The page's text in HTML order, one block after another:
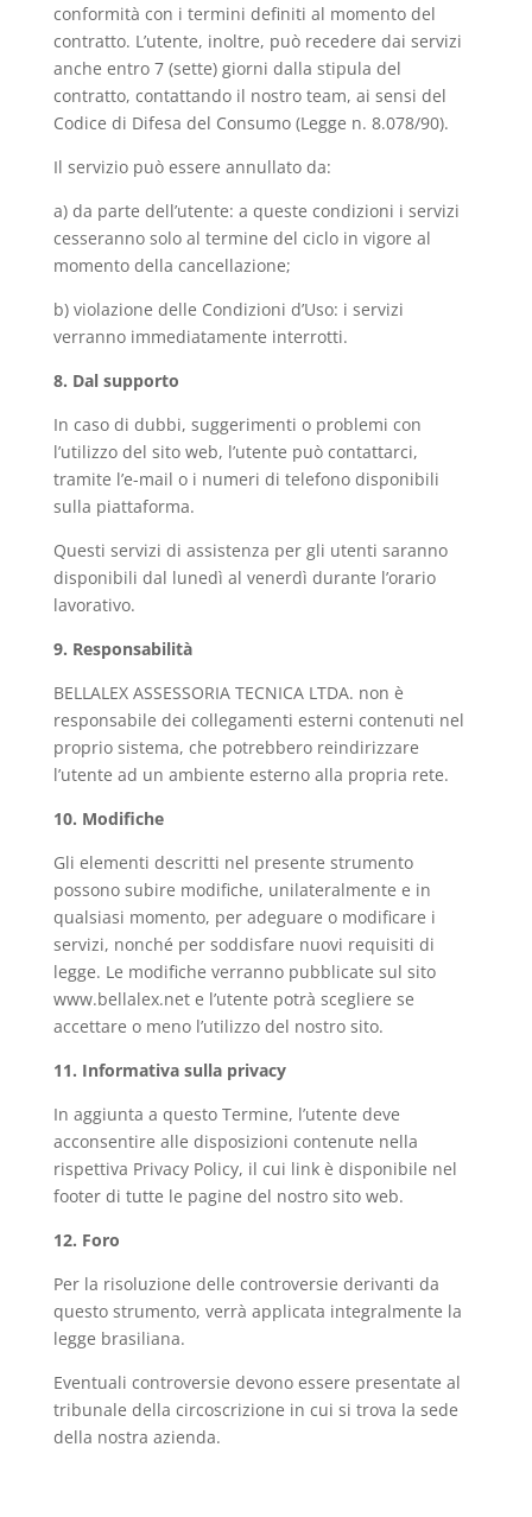
conformità con i termini definiti al momento del
contratto. L’utente, inoltre, può recedere dai servizi
anche entro 7 (sette) giorni dalla stipula del
contratto, contattando il nostro team, ai sensi del
Codice di Difesa del Consumo (Legge n. 8.078/90).
Il servizio può essere annullato da:
a) da parte dell’utente: a queste condizioni i servizi
cesseranno solo al termine del ciclo in vigore al
momento della cancellazione;
b) violazione delle Condizioni d’Uso: i servizi
verranno immediatamente interrotti.
8. Dal supporto
In caso di dubbi, suggerimenti o problemi con
l’utilizzo del sito web, l’utente può contattarci,
tramite l’e-mail o i numeri di telefono disponibili
sulla piattaforma.
Questi servizi di assistenza per gli utenti saranno
disponibili dal lunedì al venerdì durante l’orario
lavorativo.
9. Responsabilità
BELLALEX ASSESSORIA TECNICA LTDA. non è
responsabile dei collegamenti esterni contenuti nel
proprio sistema, che potrebbero reindirizzare
l’utente ad un ambiente esterno alla propria rete.
10. Modifiche
Gli elementi descritti nel presente strumento
possono subire modifiche, unilateralmente e in
qualsiasi momento, per adeguare o modificare i
servizi, nonché per soddisfare nuovi requisiti di
legge. Le modifiche verranno pubblicate sul sito
www.bellalex.net e l’utente potrà scegliere se
accettare o meno l’utilizzo del nostro sito.
11. Informativa sulla privacy
In aggiunta a questo Termine, l’utente deve
acconsentire alle disposizioni contenute nella
rispettiva Privacy Policy, il cui link è disponibile nel
footer di tutte le pagine del nostro sito web.
12. Foro
Per la risoluzione delle controversie derivanti da
questo strumento, verrà applicata integralmente la
legge brasiliana.
Eventuali controversie devono essere presentate al
tribunale della circoscrizione in cui si trova la sede
della nostra azienda.